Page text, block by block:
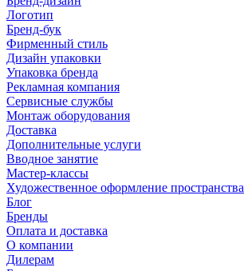
Логотип
Бренд-бук
Фирменный стиль
Дизайн упаковки
Упаковка бренда
Рекламная компания
Сервисные службы
Монтаж оборудования
Доставка
Дополнительные услуги
Вводное занятие
Мастер-классы
Художественное оформление пространства
Блог
Бренды
Оплата и доставка
О компании
Дилерам